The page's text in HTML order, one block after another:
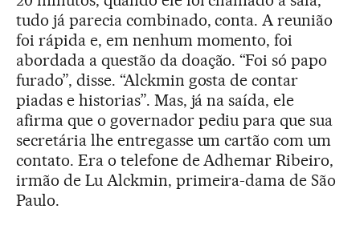
tudo já parecia combinado, conta. A reunião
foi rápida e, em nenhum momento, foi
abordada a questão da doação. “Foi só papo
furado”, disse. “Alckmin gosta de contar
piadas e historias”. Mas, já na saída, ele
afirma que o governador pediu para que sua
secretária lhe entregasse um cartão com um
contato. Era o telefone de Adhemar Ribeiro,
irmão de Lu Alckmin, primeira-dama de São
Paulo.